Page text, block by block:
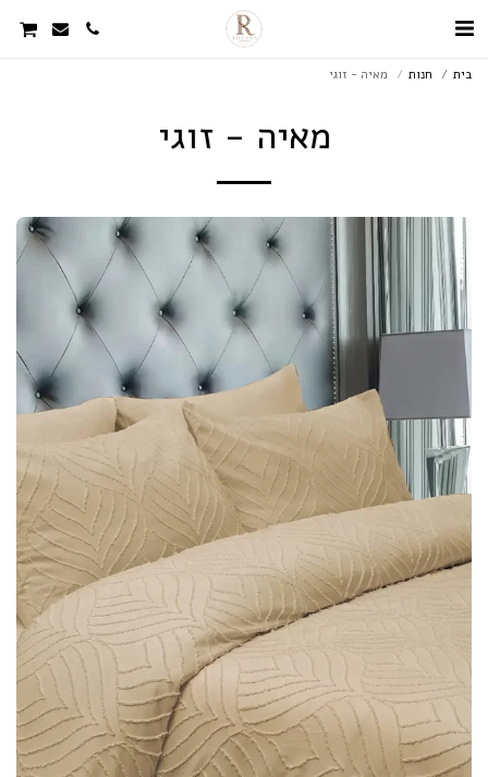
בית חנות מאיה - זוגי
מאיה - זוגי